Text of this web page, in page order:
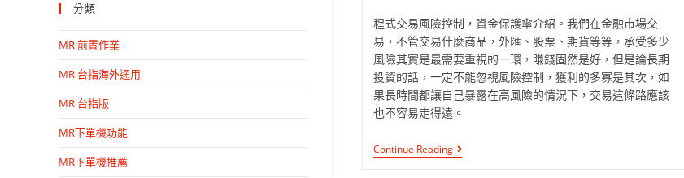
程式交易風險控制，資金保護傘介紹。我們在金融市場交
易，不管交易什麼商品，外匯、股票、期貨等等，承受多少
風險其實是最需要重視的一環，賺錢固然是好，但是論長期
投資的話，一定不能忽視風險控制，獲利的多寡是其次，如
果長時間都讓自己暴露在高風險的情況下，交易這條路應該
也不容易走得遠。
Continue Reading
分類
MR 前置作業
MR 台指海外通用
MR 台指版
MR下單機功能
MR下單機推薦